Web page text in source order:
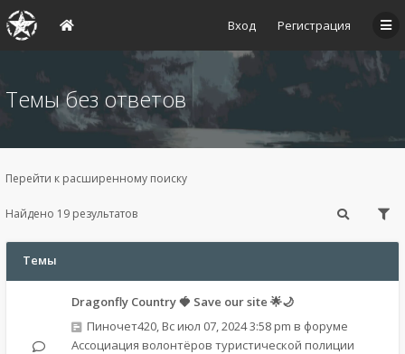
Вход Регистрация
Темы без ответов
Перейти к расширенному поиску
Найдено 19 результатов
Темы
Dragonfly Country 🍓 Save our site 🌟🌙
Пиночет420, Вс июл 07, 2024 3:58 pm в форуме
Ассоциация волонтёров туристической полиции